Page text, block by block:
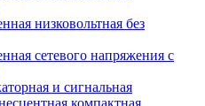
низковольтная без
сетевого напряжения с
и сигнальная
компактная